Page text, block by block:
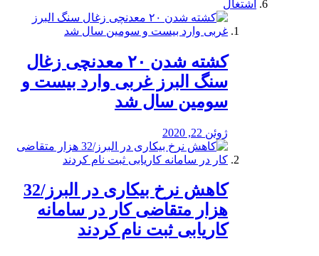
اشتغال
کشته شدن ۲۰ معدنچی زغال
سنگ البرز غربی وارد بیست و
سومین سال شد
ژوئن 22, 2020
کاهش نرخ بیکاری در البرز/32
هزار متقاضی کار در سامانه
کاریابی ثبت نام کردند